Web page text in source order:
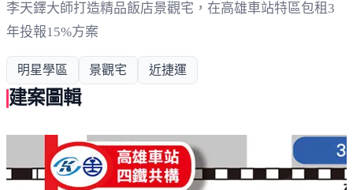
李天鐸大師打造精品飯店景觀宅，在高雄車站特區包租3
年投報15%方案
明星學區 景觀宅 近捷運
建案圖輯